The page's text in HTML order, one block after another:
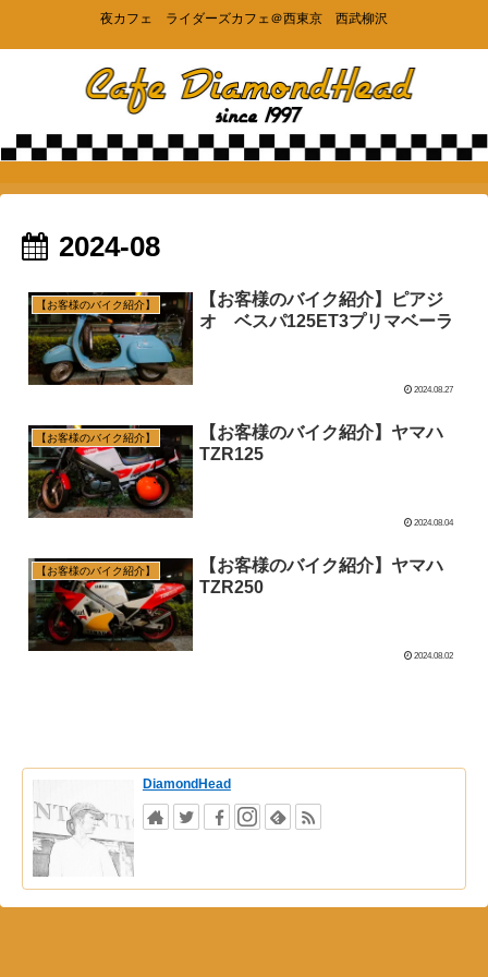
夜カフェ ライダーズカフェ＠西東京 西武柳沢
2024-08
【お客様のバイク紹介】
【お客様のバイク紹介】ピアジ
オ ベスパ125ET3プリマベーラ
2024.08.27
【お客様のバイク紹介】
【お客様のバイク紹介】ヤマハ
TZR125
2024.08.04
【お客様のバイク紹介】
【お客様のバイク紹介】ヤマハ
TZR250
2024.08.02
DiamondHead